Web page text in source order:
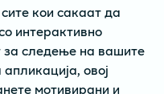
кои сакаат да
интерактивно
за следење на вашите
овој
мотивирани и